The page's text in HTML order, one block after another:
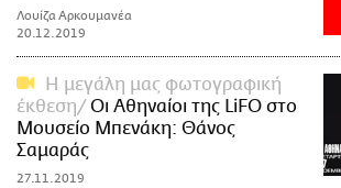
Λουίζα Αρκουμανέα
20.12.2019
Η μεγάλη μας φωτογραφική
έκθεση
Οι Αθηναίοι της LiFO στο
Μουσείο Μπενάκη: Θάνος
Σαμαράς
27.11.2019